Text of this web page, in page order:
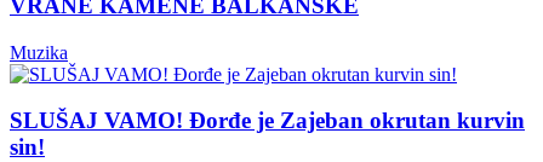
VRANE KAMENE BALKANSKE
Muzika
SLUŠAJ VAMO! Đorđe je Zajeban okrutan kurvin
sin!